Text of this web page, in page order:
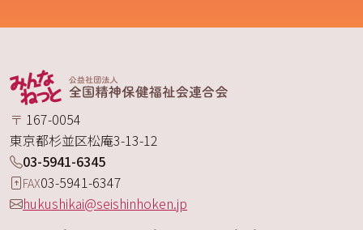
〒 167-0054
東京都杉並区松庵3-13-12
03-5941-6345
FAX03-5941-6347
hukushikai@seishinhoken.jp